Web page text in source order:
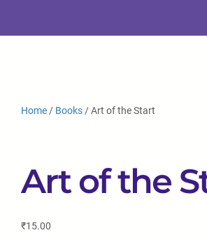
Home / Books / Art of the Start
Art of the
₹15.00